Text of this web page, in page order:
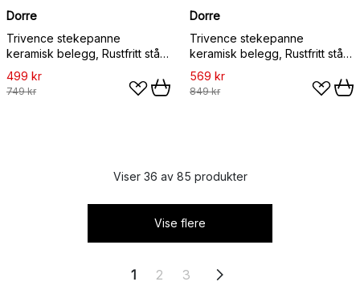
Dorre
Trivence stekepanne
keramisk belegg, Rustfritt stål,
Ø24 cm
499 kr
749 kr
Dorre
Trivence stekepanne
keramisk belegg, Rustfritt stål,
Ø28 cm
569 kr
849 kr
Viser 36 av 85 produkter
Vise flere
1 2 3